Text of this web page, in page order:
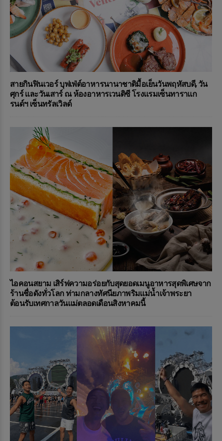
สายกินฟินเวอร์ บุฟเฟ่ต์อาหารนานาชาติมื้อเย็นวันพฤหัสบดี, วัน
ศุกร์ และวันเสาร์ ณ ห้องอาหารเวนติซี โรงแรมเซ็นทาราแก
รนด์ฯ เซ็นทรัลเวิลด์
ไอคอนสยาม เสิร์ฟความอร่อยกับสุดยอดเมนูอาหารสุดพิเศษจาก
ร้านชื่อดังทั่วโลก ท่ามกลางทัศนียภาพริมแม่น้ำเจ้าพระยา
ต้อนรับเทศกาลวันแม่ตลอดเดือนสิงหาคมนี้